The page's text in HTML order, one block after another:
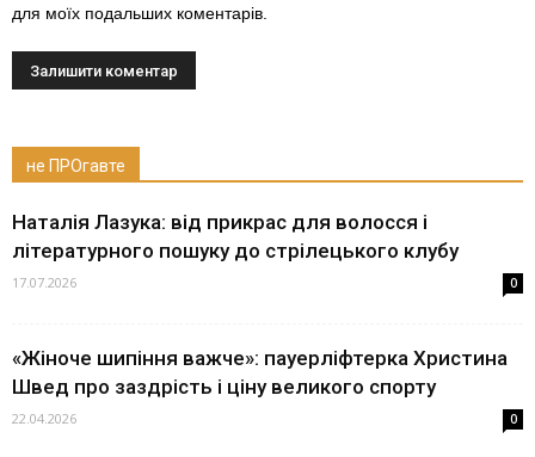
для моїх подальших коментарів.
не ПРОгавте
Наталія Лазука: від прикрас для волосся і
літературного пошуку до стрілецького клубу
17.07.2026 0
«Жіноче шипіння важче»: пауерліфтерка Христина
Швед про заздрість і ціну великого спорту
22.04.2026 0